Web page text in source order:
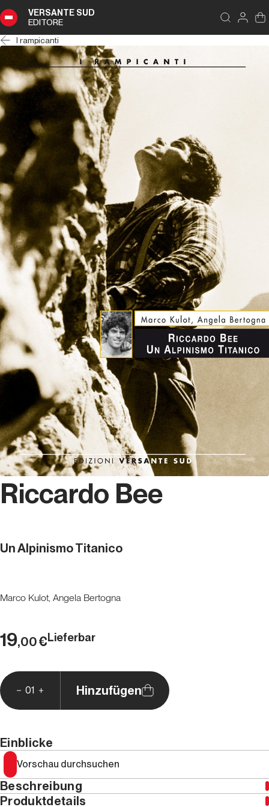
VERSANTE SUD
EDITORE
I rampicanti
Riccardo Bee
Un Alpinismo Titanico
Marco Kulot, Angela Bertogna
19,00€Lieferbar
01 Hinzufügen
Einblicke
Vorschau durchsuchen
Beschreibung
Produktdetails